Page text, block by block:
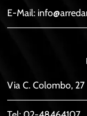
E-Mail:
Via C. Colombo,